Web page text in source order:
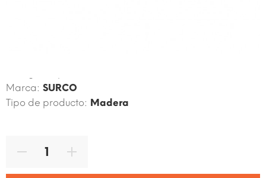
Marca: SURCO
Tipo de producto: Madera